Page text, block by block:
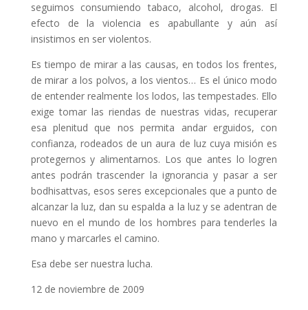
seguimos consumiendo tabaco, alcohol, drogas. El
efecto de la violencia es apabullante y aún así
insistimos en ser violentos.
Es tiempo de mirar a las causas, en todos los frentes,
de mirar a los polvos, a los vientos… Es el único modo
de entender realmente los lodos, las tempestades. Ello
exige tomar las riendas de nuestras vidas, recuperar
esa plenitud que nos permita andar erguidos, con
confianza, rodeados de un aura de luz cuya misión es
protegernos y alimentarnos. Los que antes lo logren
antes podrán trascender la ignorancia y pasar a ser
bodhisattvas, esos seres excepcionales que a punto de
alcanzar la luz, dan su espalda a la luz y se adentran de
nuevo en el mundo de los hombres para tenderles la
mano y marcarles el camino.
Esa debe ser nuestra lucha.
12 de noviembre de 2009